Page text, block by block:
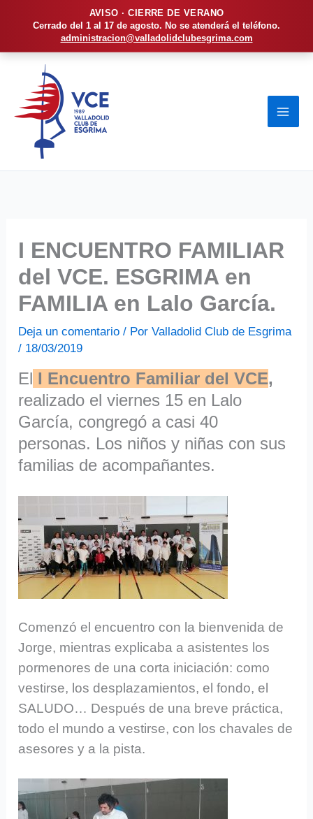
AVISO · CIERRE DE VERANO
Cerrado del 1 al 17 de agosto. No se atenderá el teléfono.
administracion@valladolidclubesgrima.com
contenido
I ENCUENTRO FAMILIAR
del VCE. ESGRIMA en
FAMILIA en Lalo García.
Deja un comentario / PorValladolid Club de Esgrima
/ 18/03/2019
El I Encuentro Familiar del VCE,
realizado el viernes 15 en Lalo
García, congregó a casi 40
personas. Los niños y niñas con sus
familias de acompañantes.
Comenzó el encuentro con la bienvenida de
Jorge, mientras explicaba a asistentes los
pormenores de una corta iniciación: como
vestirse, los desplazamientos, el fondo, el
SALUDO… Después de una breve práctica,
todo el mundo a vestirse, con los chavales de
asesores y a la pista.